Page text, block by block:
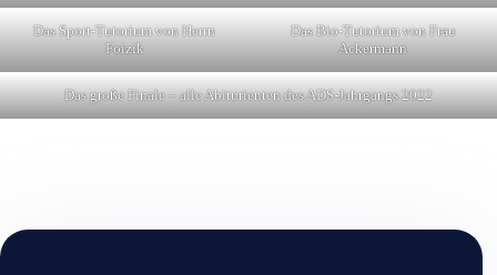
Das Sport-Tutorium von Herrn
Foizik
Das Bio-Tutorium von Frau
Ackermann
Das große Finale – alle Abiturienten des ADS-Jahrgangs 2022